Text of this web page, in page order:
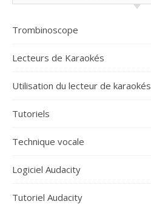
Trombinoscope
Lecteurs de Karaokés
Utilisation du lecteur de karaokés
Tutoriels
Technique vocale
Logiciel Audacity
Tutoriel Audacity